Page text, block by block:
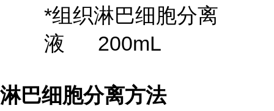
*组织淋巴细胞分离
液 200mL
淋巴细胞分离方法